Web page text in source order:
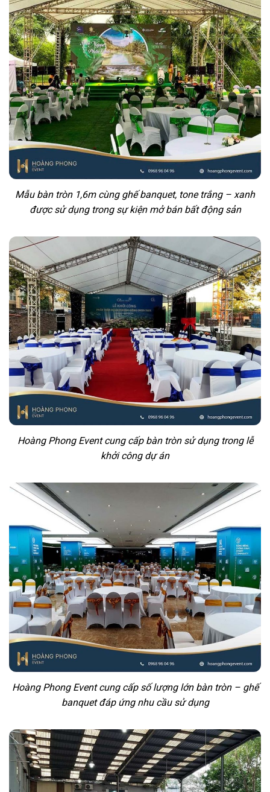
Mẫu bàn tròn 1,6m cùng ghế banquet, tone trắng – xanh
được sử dụng trong sự kiện mở bán bất động sản
Hoàng Phong Event cung cấp bàn tròn sử dụng trong lễ
khởi công dự án
Hoàng Phong Event cung cấp số lượng lớn bàn tròn – ghế
banquet đáp ứng nhu cầu sử dụng